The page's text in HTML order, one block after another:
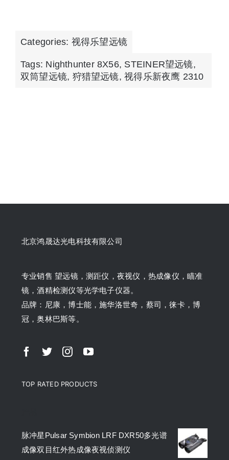
Categories: 视得乐望远镜
Tags: Nighthunter 8X56, STEINER望远镜,
双筒望远镜, 狩猎望远镜,视得乐新夜鹰 2310
北京鸿晟达光电科技有限公司
专业销售 望远镜，测距仪，夜视仪，热成像仪，瞄准
镜，酒精检测仪等光学电子仪器。
品牌：尼康，博士能，施华洛世奇，蔡司，徕卡，博
冠，奥林巴斯等。
TOP RATED PRODUCTS
脉冲星Pulsar Symbion LRF DXR50多光谱
成像双目红外热成像夜视侦测仪